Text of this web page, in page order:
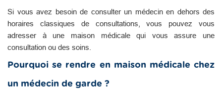
Si vous avez besoin de consulter un médecin en dehors des
horaires classiques de consultations, vous pouvez vous
adresser à une maison médicale qui vous assure une
consultation ou des soins.
Pourquoi se rendre en maison médicale chez
un médecin de garde ?